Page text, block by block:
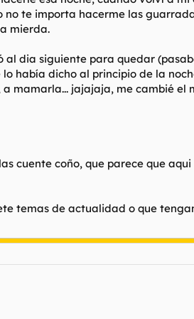
te importa hacerme las
mierda.
al dia siguiente para quedar
había dicho al principio de la
mamarla... jajajaja, me cambié
cuente coño, que parece que
temas de actualidad o que